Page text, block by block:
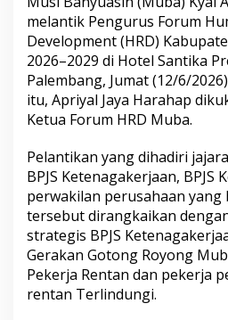
k
a
n
P
e
r
l
i
d
u
n
g
a
n
P
e
melantik Pengurus Forum
Development (HRD)
2026–2029 di Hotel Santika
Palembang, Jumat (12/6/
itu, Apriyal Jaya Harahap
Ketua Forum HRD Muba.
Pelantikan yang dihadiri
BPJS Ketenagakerjaan, BPJS
perwakilan perusahaan
tersebut dirangkaikan
strategis BPJS
Gerakan Gotong Royong
Pekerja Rentan dan pekerja
rentan Terlindungi.